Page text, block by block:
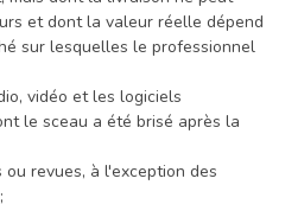
et dont la valeur réelle dépend
sur lesquelles le professionnel
vidéo et les logiciels
le sceau a été brisé après la
ou revues, à l'exception des